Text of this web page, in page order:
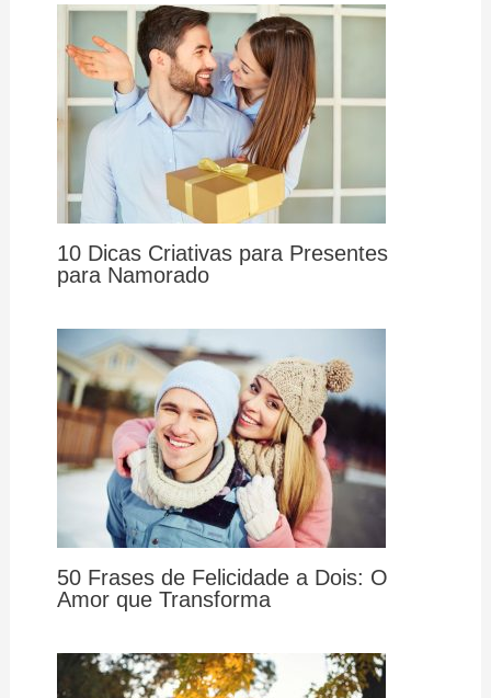
10 Dicas Criativas para Presentes
para Namorado
50 Frases de Felicidade a Dois: O
Amor que Transforma